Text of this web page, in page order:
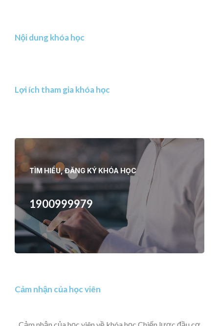
Nội dung khóa học
Lợi ích tham gia khóa học
TÌM HIỂU, ĐĂNG KÝ KHÓA HỌC
1900999979
Cảm nhận của học viên